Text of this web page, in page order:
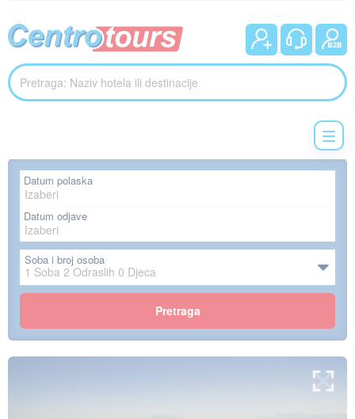
Datum polaska
Datum odjave
Soba i broj osoba
1 Soba 2 Odraslih 0 Djeca
Pretraga